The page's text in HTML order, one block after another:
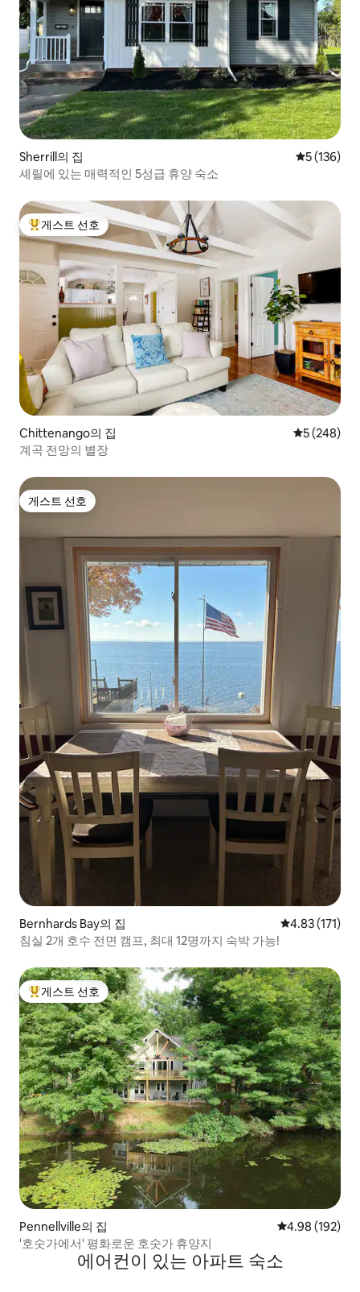
Sherrill의 집 평점 5점(5
5 (136)
셰릴에 있는 매력적인 5성급 휴양 숙소
상위 게스트 선호
게스트 선호
Chittenango의 집 평점 5점(5
5 (248)
계곡 전망의 별장
게스트 선호
게스트 선호
Bernhards Bay의 집 평점 4.83점(5
4.83 (171)
침실 2개 호수 전면 캠프, 최대 12명까지 숙박 가능!
상위 게스트 선호
게스트 선호
Pennellville의 집 평점 4.98점(5
4.98 (192)
'호숫가에서' 평화로운 호숫가 휴양지
에어컨이 있는 아파트 숙소